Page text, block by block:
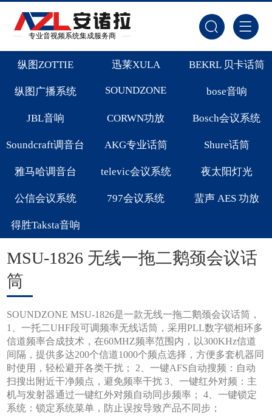
专业音视频系统集成服务商
纵图ZOTTIE 迅莱XULA BEKRL 贝卡话筒
纵图广播系统 SOUNDZONE bose音响
JBL音响 CORWN功放 Bosch会议系统
Soundcraft调音台 AKG专业话筒 Shure话筒
雅马哈调音台 televic会议系统 夜太阳灯光
公信会议系统 797会议系统 蜚声 AES 功放
得胜Taksta音响
MSU-1826 无线一拖二鹅颈会议话
筒
SOUNDZONE MSU-1826是一款无线一拖二鹅颈会议话筒，
1、一托二UHF段可调频率无线话筒，采用PLL数字锁相环多
信道频率合成技术，在60MHZ频率范围内，以300KHz信道
间隔，提供多达200个信道1000个频点选择，方便多套机器同
时使用，轻松避开各类干扰； 2、一键AFS自动搜频：自动
扫搜出附近干净频点，避免频率干扰 3、一键红外对频：主
机与发射器通过一键红外对频自动同步频率； 4、一键锁定
系统：锁定系统菜单，防止误按导致产品不同步；